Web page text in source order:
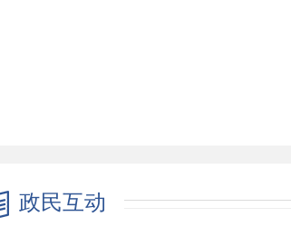
政民互动